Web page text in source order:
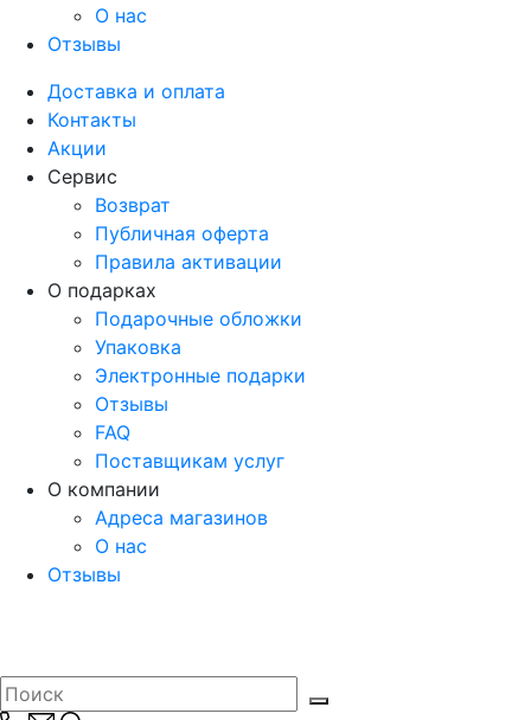
О нас
Отзывы
Доставка и оплата
Контакты
Акции
Сервис
Возврат
Публичная оферта
Правила активации
О подарках
Подарочные обложки
Упаковка
Электронные подарки
Отзывы
FAQ
Поставщикам услуг
О компании
Адреса магазинов
О нас
Отзывы